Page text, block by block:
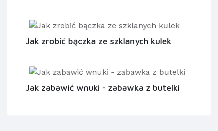
Jak zrobić bączka ze szklanych kulek
Jak zabawić wnuki - zabawka z butelki